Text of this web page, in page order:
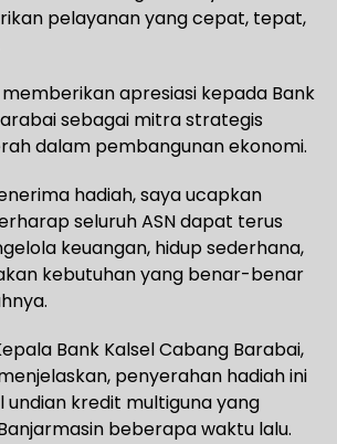
pelayanan yang cepat, tepat,
memberikan apresiasi kepada Bank
sebagai mitra strategis
dalam pembangunan ekonomi.
hadiah, saya ucapkan
seluruh ASN dapat terus
keuangan, hidup sederhana,
kebutuhan yang benar-benar
Bank Kalsel Cabang Barabai,
penyerahan hadiah ini
undian kredit multiguna yang
beberapa waktu lalu.